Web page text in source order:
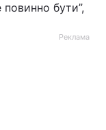
повинно бути”,
Реклама